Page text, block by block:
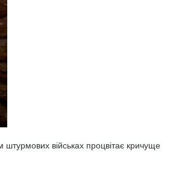
штурмових військах процвітає кричуще